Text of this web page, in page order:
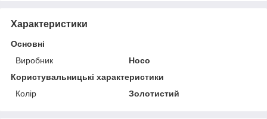
Характеристики
Основні
Виробник
Hoco
Користувальницькі характеристики
Колір
Золотистий